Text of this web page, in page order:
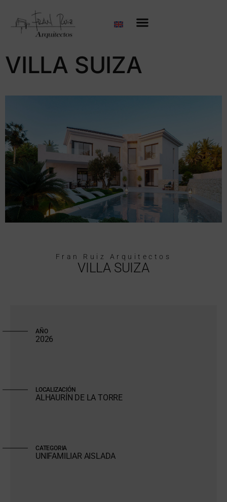
VILLA SUIZA
Fran Ruiz Arquitectos
VILLA SUIZA
AÑO
2026
LOCALIZACIÓN
ALHAURÍN DE LA TORRE
CATEGORIA
UNIFAMILIAR AISLADA